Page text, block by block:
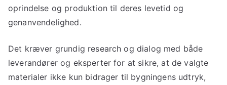
oprindelse og produktion til deres levetid og
genanvendelighed.
Det kræver grundig research og dialog med både
leverandører og eksperter for at sikre, at de valgte
materialer ikke kun bidrager til bygningens udtryk,